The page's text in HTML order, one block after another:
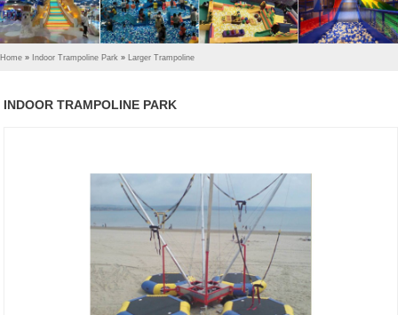
Home » Indoor Trampoline Park » Larger Trampoline
INDOOR TRAMPOLINE PARK